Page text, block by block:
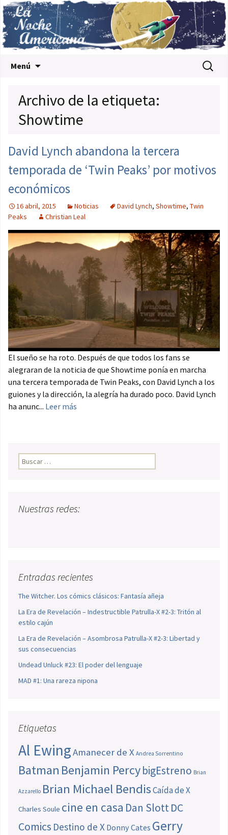
Menú Buscar:
Archivo de la etiqueta:
Showtime
David Lynch abandona la tercera
temporada de ‘Twin Peaks’ por motivos
económicos
16 abril, 2015 Noticias David Lynch, Showtime, Twin
Peaks
Christian Leal
El sueño se ha roto. Después de que todos los fans se
alegraran de la noticia de que Showtime ponía en marcha
una tercera temporada de Twin Peaks, con David Lynch a los
guiones y la dirección, la alegría ha durado poco. David Lynch
ha anunc... Leer más
Buscar:
Nuestras redes:
Entradas recientes
The Witcher. Los cómics clásicos: Fantasía añeja
La Era de Revelación – Indestructible Patrulla-X #2-3: Tritón al
estilo cajún
La Era de Revelación – Asombrosa Patrulla-X #2-3: Libertad y
sus consecuencias
Undead Unluck #23: El poder del lenguaje
MAD #1: Una rareza nipona
Etiquetas
Al EwingAmanecer de X Andrea Sorrentino
Batman Benjamin PercybigEstreno Brian
Azzarello Brian Michael BendisCaída de X
Charles Soule cine en casa Dan SlottDC
Comics Destino de X Donny Cates Gerry